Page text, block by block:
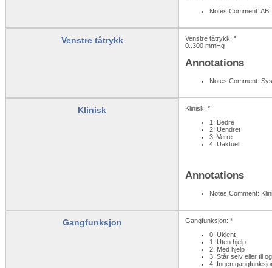
Notes.Comment:
Venstre tåtrykk
Venstre tåtrykk: *
0..300 mmHg
Annotations
Notes.Comment:
Klinisk
Klinisk: *
1: Bedre
2: Uendret
3: Verre
4: Uaktuelt
Annotations
Notes.Comment:
Gangfunksjon
Gangfunksjon: *
0: Ukjent
1: Uten hjelp
2: Med hjelp
3: Står selv eller til
4: Ingen